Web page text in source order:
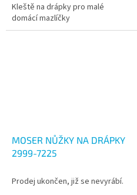
Kleště na drápky pro malé
domácí mazlíčky
MOSER NŮŽKY NA DRÁPKY
2999-7225
Prodej ukončen, již se nevyrábí.